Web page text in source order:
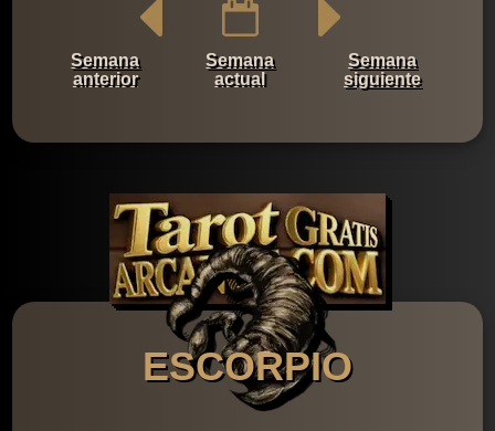
Semana
anterior
Semana
actual
Semana
siguiente
ESCORPIO